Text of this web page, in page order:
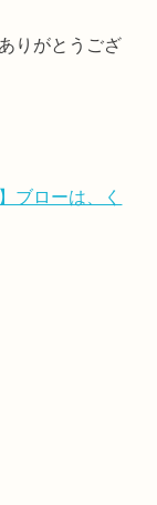
りがとうござ
ブローは、く